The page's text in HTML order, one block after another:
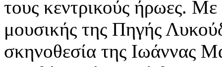
τους κεντρικούς ήρωες.
μουσικής της Πηγής
σκηνοθεσία της Ιωάννας